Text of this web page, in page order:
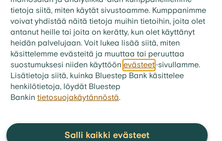
tietoja siitä, miten käytät sivustoamme. Kumppanimme
voivat yhdistää näitä tietoja muihin tietoihin, joita olet
antanut heille tai joita on kerätty, kun olet käyttänyt
heidän palvelujaan. Voit lukea lisää siitä, miten
käsittelemme evästeitä ja muuttaa tai peruuttaa
suostumuksesi niiden käyttöön evästeet-sivullamme.
Lisätietoja siitä, kuinka Bluestep Bank käsittelee
henkilötietoja, löydät Bluestep
Bankin tietosuojakäytännöstä.
Salli kaikki evästeet
Yhteisvastuu
Jos henkilöllä on yhteisvastuu
lainasta, se tarkoittaa, että
lainanottajia on useita, jotka
kaikki ovat yhdessä vastuussa
koko velan maksamisesta.
ottavat yhteisen lainan. Yhteisvastuussa jokainen
lainanottaja vastaa koko velasta. Tämä voi